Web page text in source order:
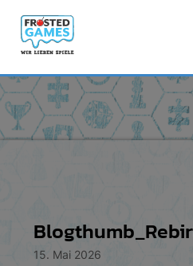
15. Mai 2026